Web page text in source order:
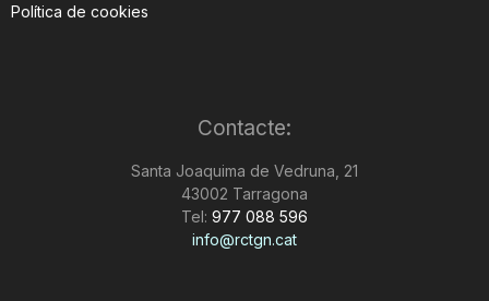
Política de cookies
Contacte:
Santa Joaquima de Vedruna, 21
43002 Tarragona
Tel: 977 088 596
info@rctgn.cat